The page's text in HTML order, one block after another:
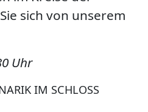
sich von unserem
Uhr
IM SCHLOSS